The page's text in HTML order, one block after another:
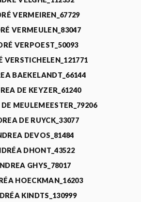
VERMEIREN_67729
VERMEULEN_83047
VERPOEST_50093
VERSTICHELEN_121771
BAEKELANDT_66144
DE KEYZER_61240
MEULEMEESTER_79206
DE RUYCK_33077
DEVOS_81484
DHONT_43522
GHYS_78017
HOECKMAN_16203
KINDTS_130999